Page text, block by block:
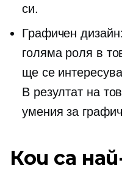
си.
Графичен
голяма роля в
ще се
В резултат на
умения за
Кои са